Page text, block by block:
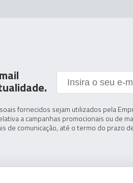
fornecidos sejam utilizados pela
a campanhas promocionais ou de
de comunicação, até o termo do prazo